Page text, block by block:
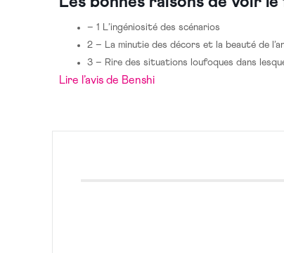
– 1 L’ingéniosité des scénarios
2 – La minutie des décors et la beauté de
3 – Rire des situations loufoques dans
Lire l’avis de Benshi